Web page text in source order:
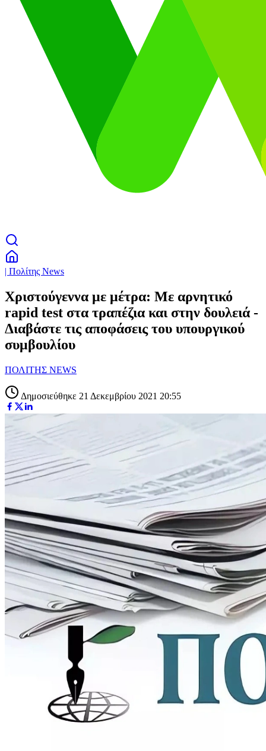
| Πολίτης News
Χριστούγεννα με μέτρα: Με αρνητικό
rapid test στα τραπέζια και στην δουλειά -
Διαβάστε τις αποφάσεις του υπουργικού
συμβουλίου
ΠΟΛΙΤΗΣ NEWS
Δημοσιεύθηκε 21 Δεκεμβρίου 2021 20:55